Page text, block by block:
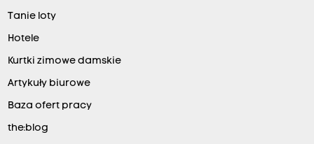
Tanie loty
Hotele
Kurtki zimowe damskie
Artykuły biurowe
Baza ofert pracy
the:blog